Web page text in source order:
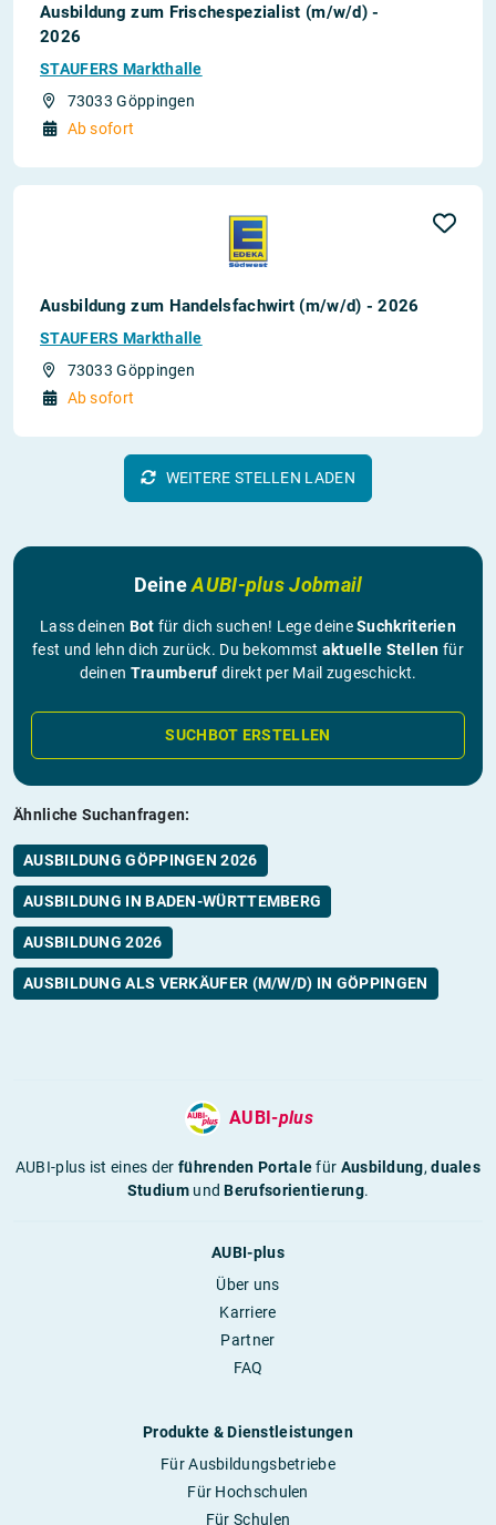
Ausbildung zum Frischespezialist (m/w/d) -
2026
STAUFERS Markthalle
73033 Göppingen
Ab sofort
Ausbildung zum Handelsfachwirt (m/w/d) - 2026
STAUFERS Markthalle
73033 Göppingen
Ab sofort
WEITERE STELLEN LADEN
DeineAUBI-plus Jobmail
Lass deinen Bot für dich suchen! Lege deineSuchkriterien
fest und lehn dich zurück. Du bekommst aktuelle Stellen für
deinen Traumberuf direkt per Mail zugeschickt.
SUCHBOT ERSTELLEN
Ähnliche Suchanfragen:
AUSBILDUNG GÖPPINGEN 2026
AUSBILDUNG IN BADEN-WÜRTTEMBERG
AUSBILDUNG 2026
AUSBILDUNG ALS VERKÄUFER (M/W/D) IN GÖPPINGEN
AUBI-plus
AUBI-plus ist eines derführenden Portalefür Ausbildung,duales
StudiumundBerufsorientierung.
AUBI-plus
Über uns
Karriere
Partner
FAQ
Produkte & Dienstleistungen
Für Ausbildungsbetriebe
Für Hochschulen
Für Schulen